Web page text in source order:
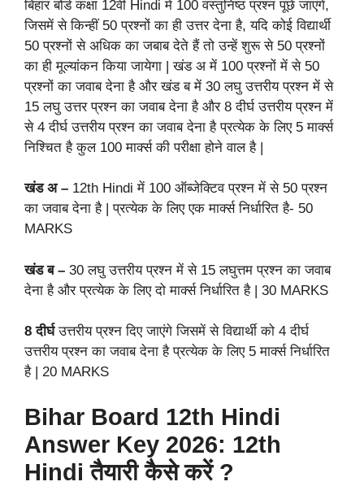
बिहार बोर्ड कक्षा 12वीं Hindi में 100 वस्तुनिष्ठ प्रश्न पूछे जाएंगे,
जिसमें से किन्हीं 50 प्रश्नों का ही उत्तर देना है, यदि कोई विद्यार्थी
50 प्रश्नों से अधिक का जबाब देते हैं तो उन्हें शुरू से 50 प्रश्नों
का ही मूल्यांकन किया जायेगा | खंड अ में 100 प्रश्नों में से 50
प्रश्नों का जवाब देना है और खंड ब में 30 लघु उत्तरीय प्रश्न में से
15 लघु उत्तर प्रश्न का जवाब देना है और 8 दीर्घ उत्तरीय प्रश्न में
से 4 दीर्घ उत्तरीय प्रश्न का जवाब देना है प्रत्येक के लिए 5 मार्क्स
निश्चित है कुल 100 मार्क्स की परीक्षा होने वाल है |
खंड अ – 12th Hindi में 100 ऑब्जेक्टिव प्रश्न में से 50 प्रश्न
का जवाब देना है | प्रत्येक के लिए एक मार्क्स निर्धारित है- 50
MARKS
खंड ब – 30 लघु उत्तरीय प्रश्न में से 15 लघुत्तम प्रश्न का जवाब
देना है और प्रत्येक के लिए दो मार्क्स निर्धारित है | 30 MARKS
8 दीर्घउत्तरीय प्रश्न दिए जाएंगे जिसमें से विद्यार्थी को 4 दीर्घ
उत्तरीय प्रश्न का जवाब देना है प्रत्येक के लिए 5 मार्क्स निर्धारित
है | 20 MARKS
Bihar Board 12th Hindi
Answer Key 2026: 12th
Hindi तैयारी कैसे करें ?